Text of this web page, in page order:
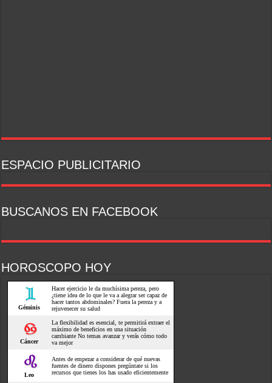
ESPACIO PUBLICITARIO
BUSCANOS EN FACEBOOK
HOROSCOPO HOY